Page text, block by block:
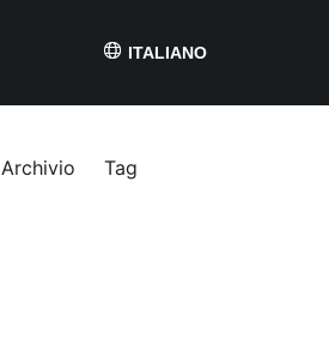
ITALIANO
Archivio Tag